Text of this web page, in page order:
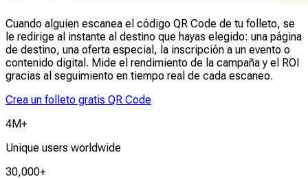
Cuando alguien escanea el código QR Code de tu folleto, se
le redirige al instante al destino que hayas elegido: una página
de destino, una oferta especial, la inscripción a un evento o
contenido digital. Mide el rendimiento de la campaña y el ROI
gracias al seguimiento en tiempo real de cada escaneo.
Crea un folleto gratis QR Code
4M+
Unique users worldwide
30,000+